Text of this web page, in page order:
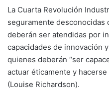
La Cuarta Revolución
seguramente desconocidas
deberán ser atendidas por
capacidades de innovación
quienes deberán “ser
actuar éticamente y
(Louise Richardson).